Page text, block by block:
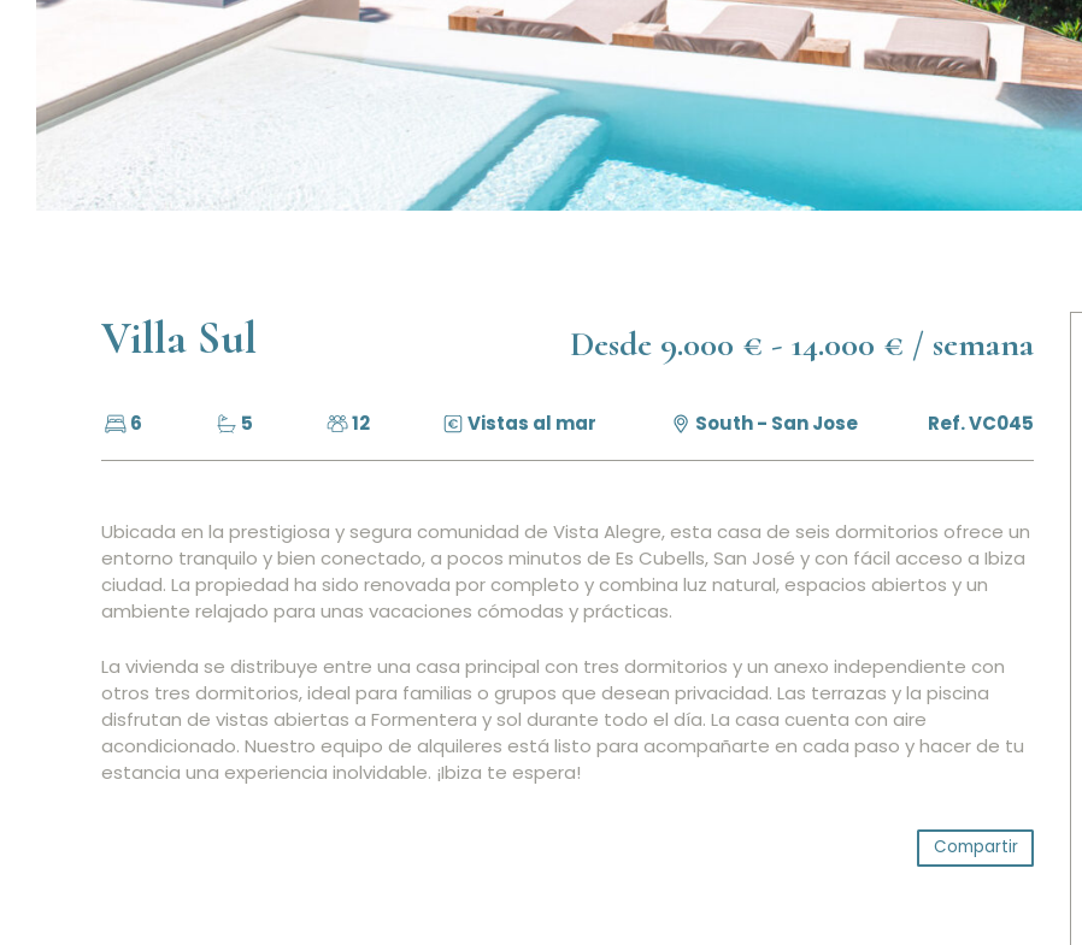
Villa Sul Desde 9.000 € - 14.000 € / semana
6 5 12 Vistas al mar South - San Jose Ref. VC045
Ubicada en la prestigiosa y segura comunidad de Vista Alegre, esta casa de seis dormitorios ofrece un
entorno tranquilo y bien conectado, a pocos minutos de Es Cubells, San José y con fácil acceso a Ibiza
ciudad. La propiedad ha sido renovada por completo y combina luz natural, espacios abiertos y un
ambiente relajado para unas vacaciones cómodas y prácticas.
La vivienda se distribuye entre una casa principal con tres dormitorios y un anexo independiente con
otros tres dormitorios, ideal para familias o grupos que desean privacidad. Las terrazas y la piscina
disfrutan de vistas abiertas a Formentera y sol durante todo el día. La casa cuenta con aire
acondicionado. Nuestro equipo de alquileres está listo para acompañarte en cada paso y hacer de tu
estancia una experiencia inolvidable. ¡Ibiza te espera!
Compartir